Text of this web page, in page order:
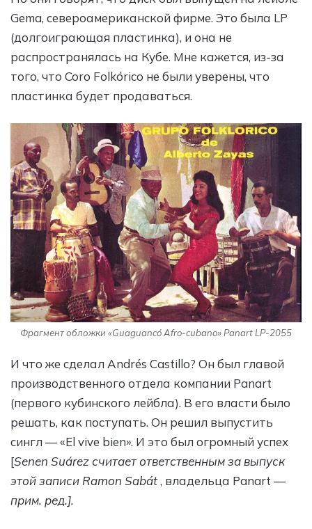
Gema, североамериканской фирме. Это была LP
(долгоиграющая пластинка), и она не
распространялась на Кубе. Мне кажется, из-за
того, что Coro Folkórico не были уверены, что
пластинка будет продаваться.
Фрагмент обложки «Guaguancó Afro-cubano» Panart LP-2055
И что же сделал Andrés Castillo? Он был главой
производственного отдела компании Panart
(первого кубинского лейбла). В его власти было
решать, как поступать. Он решил выпустить
сингл — «El vive bien». И это был огромный успех
[Senen Suárez считает ответственным за выпуск
этой записи Ramon Sabát, владельца Panart —
прим. ред.].